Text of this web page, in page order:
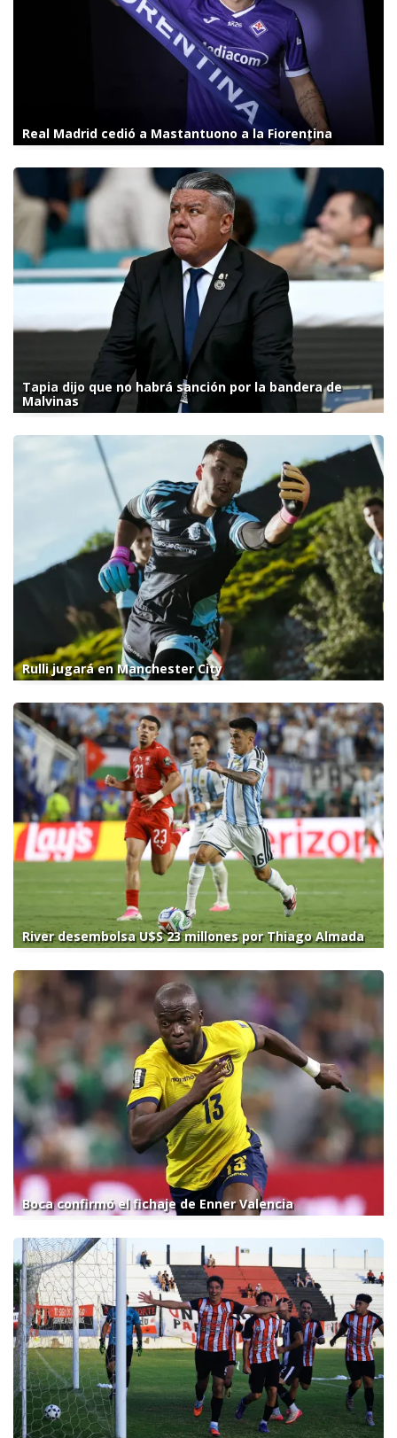
Real Madrid cedió a Mastantuono a la Fiorentina
Tapia dijo que no habrá sanción por la bandera de
Malvinas
Rulli jugará en Manchester City
River desembolsa U$S 23 millones por Thiago Almada
Boca confirmó el fichaje de Enner Valencia